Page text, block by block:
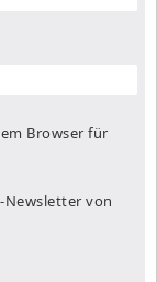
Browser für
Newsletter von